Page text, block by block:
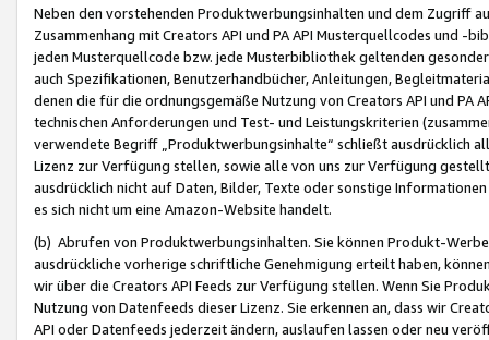
Neben den vorstehenden Produktwerbungsinhalten und dem Zugriff
Zusammenhang mit Creators API und PA API Musterquellcodes und
jeden Musterquellcode bzw. jede Musterbibliothek geltenden
auch Spezifikationen, Benutzerhandbücher, Anleitungen,
denen die für die ordnungsgemäße Nutzung von Creators API und PA
technischen Anforderungen und Test- und Leistungskriterien
verwendete Begriff „Produktwerbungsinhalte“ schließt ausdrücklich
Lizenz zur Verfügung stellen, sowie alle von uns zur Verfügung
ausdrücklich nicht auf Daten, Bilder, Texte oder sonstige
es sich nicht um eine Amazon-Website handelt.
(b) Abrufen von Produktwerbungsinhalten. Sie können Produkt-
ausdrückliche vorherige schriftliche Genehmigung erteilt haben,
wir über die Creators API Feeds zur Verfügung stellen. Wenn Sie
Nutzung von Datenfeeds dieser Lizenz. Sie erkennen an, dass wir
API oder Datenfeeds jederzeit ändern, auslaufen lassen oder neu